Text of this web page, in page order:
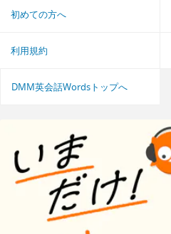
初めての方へ
利用規約
DMM英会話Wordsトップへ